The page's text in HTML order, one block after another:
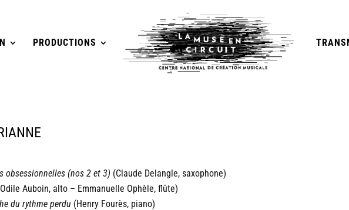
PRODUCTIONS
obsessionnelles (nos 2 et 3) (Claude Delangle, saxophone)
Auboin, alto – Emmanuelle Ophèle, flûte)
du rythme perdu (Henry Fourès, piano)